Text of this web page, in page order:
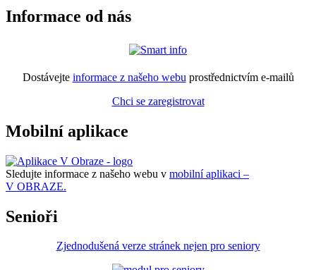
Informace od nás
Dostávejte informace z našeho webu prostřednictvím e-mailů
Chci se zaregistrovat
Mobilní aplikace
Sledujte informace z našeho webu v mobilní aplikaci –
V OBRAZE.
Senioři
Zjednodušená verze stránek nejen pro seniory